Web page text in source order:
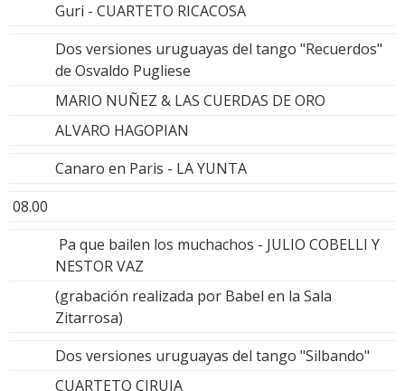
Guri - CUARTETO RICACOSA
Dos versiones uruguayas del tango "Recuerdos"
de Osvaldo Pugliese
MARIO NUÑEZ & LAS CUERDAS DE ORO
ALVARO HAGOPIAN
Canaro en Paris - LA YUNTA
08.00
Pa que bailen los muchachos - JULIO COBELLI Y
NESTOR VAZ
(grabación realizada por Babel en la Sala
Zitarrosa)
Dos versiones uruguayas del tango "Silbando"
CUARTETO CIRUJA